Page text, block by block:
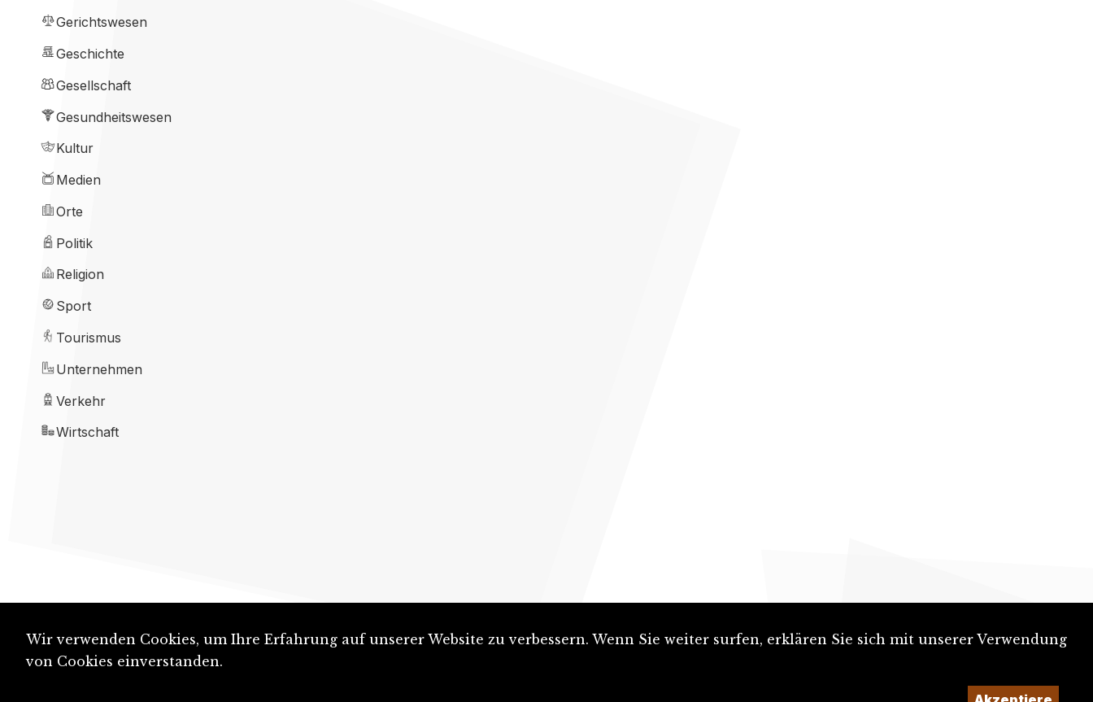
Gerichtswesen
Geschichte
Gesellschaft
Gesundheitswesen
Kultur
Medien
Orte
Politik
Religion
Sport
Tourismus
Unternehmen
Verkehr
Wirtschaft
Wir verwenden Cookies, um Ihre Erfahrung auf unserer Website zu verbessern. Wenn Sie weiter surfen, erklären Sie sich mit unserer Verwendung
von Cookies einverstanden.